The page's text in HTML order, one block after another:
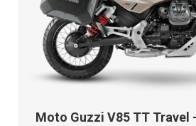
Moto Guzzi V85 TT Travel